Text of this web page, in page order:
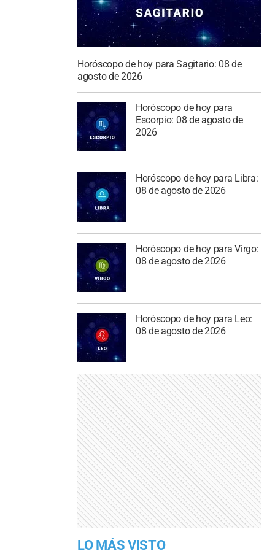
Horóscopo de hoy para Sagitario: 08 de
agosto de 2026
Horóscopo de hoy para
Escorpio: 08 de agosto de
2026
Horóscopo de hoy para Libra:
08 de agosto de 2026
Horóscopo de hoy para Virgo:
08 de agosto de 2026
Horóscopo de hoy para Leo:
08 de agosto de 2026
LO MÁS VISTO